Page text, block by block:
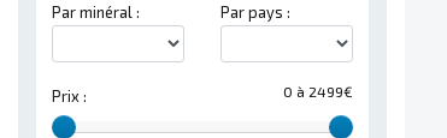
Par minéral : Par pays :
0 à 2499€
Prix :